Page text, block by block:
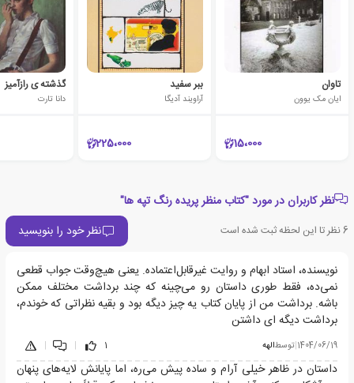
تاوان
ایان مک یوون
15،000
ببر سفید
آراویند آدیگا
225،000
گذشته ی رازآمیز
دانا تارت
نظر کاربران در مورد "کتاب منظر پریده رنگ تپه ها"
6نظر تا این لحظه ثبت شده است نظر خود را بنویسید
نویسنده، استاد ابهام و روایت غیرقابل‌اعتماده. یعنی هیچ‌وقت جواب قطعی
نمی‌ده، فقط طوری داستان رو می‌چینه که چند برداشت مختلف ممکن
باشه. برداشت من از پایان کتاب یه چیز دیگه بود و بقیه نظراتی که خوندم،
برداشت دیگه ای داشتن
1404/06/19
|توسطالهه 1
|
|
داستان در ظاهر خیلی آرام و ساده پیش می‌ره، اما پایانش لایه‌های پنهان